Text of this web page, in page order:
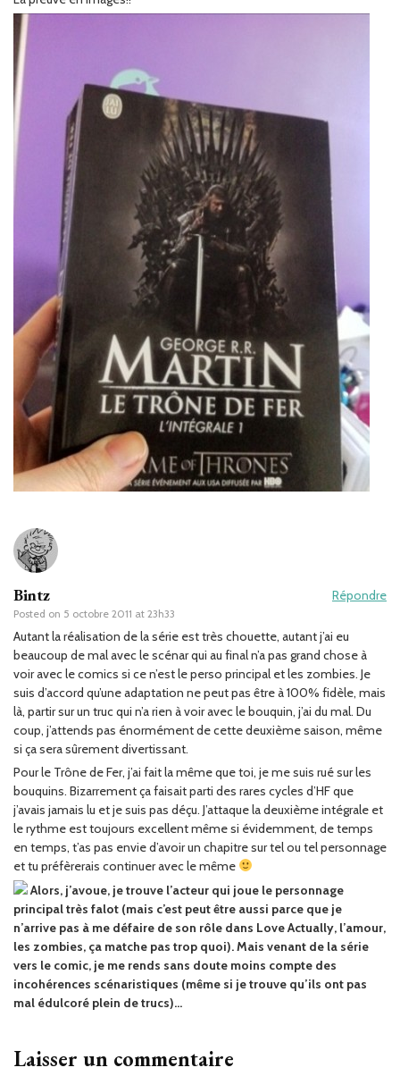
Bintz
Posted on 5 octobre 2011 at 23h33
Répondre
Autant la réalisation de la série est très chouette, autant j’ai eu
beaucoup de mal avec le scénar qui au final n’a pas grand chose à
voir avec le comics si ce n’est le perso principal et les zombies. Je
suis d’accord qu’une adaptation ne peut pas être à 100% fidèle, mais
là, partir sur un truc qui n’a rien à voir avec le bouquin, j’ai du mal. Du
coup, j’attends pas énormément de cette deuxième saison, même
si ça sera sûrement divertissant.
Pour le Trône de Fer, j’ai fait la même que toi, je me suis rué sur les
bouquins. Bizarrement ça faisait parti des rares cycles d’HF que
j’avais jamais lu et je suis pas déçu. J’attaque la deuxième intégrale et
le rythme est toujours excellent même si évidemment, de temps
en temps, t’as pas envie d’avoir un chapitre sur tel ou tel personnage
et tu préfèrerais continuer avec le même
Alors, j’avoue, je trouve l’acteur qui joue le personnage
principal très falot (mais c’est peut être aussi parce que je
n’arrive pas à me défaire de son rôle dans Love Actually, l’amour,
les zombies, ça matche pas trop quoi). Mais venant de la série
vers le comic, je me rends sans doute moins compte des
incohérences scénaristiques (même si je trouve qu’ils ont pas
mal édulcoré plein de trucs)…
Laisser un commentaire